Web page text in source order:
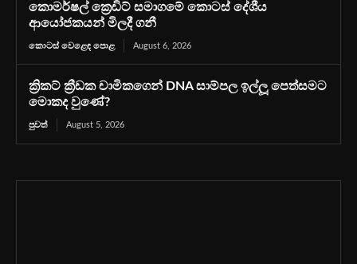
කොමර්ෂල් ක්‍රෙඩිට් සමාගමේ කොටස් දේශීය
ආයෝජකයන් මිලදී ගනී
කොටස් වෙළෙඳ පොළ August 6, 2026
ක්‍රිකට් ක්‍රීඩක චාමිකගෙන් DNA සාම්පල ඉල්ලූ පෙත්සමට
මොකද වුණේ?
පුවත් August 5, 2026